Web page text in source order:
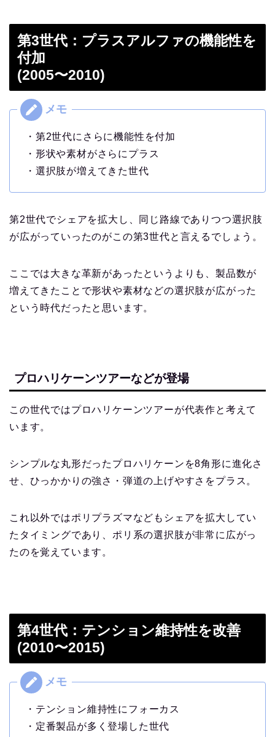
第3世代：プラスアルファの機能性を
付加
(2005〜2010)
・第2世代にさらに機能性を付加
・形状や素材がさらにプラス
・選択肢が増えてきた世代
第2世代でシェアを拡大し、同じ路線でありつつ選択肢
が広がっていったのがこの第3世代と言えるでしょう。
ここでは大きな革新があったというよりも、製品数が
増えてきたことで形状や素材などの選択肢が広がった
という時代だったと思います。
プロハリケーンツアーなどが登場
この世代ではプロハリケーンツアーが代表作と考えて
います。
シンプルな丸形だったプロハリケーンを8角形に進化さ
せ、ひっかかりの強さ・弾道の上げやすさをプラス。
これ以外ではポリプラズマなどもシェアを拡大してい
たタイミングであり、ポリ系の選択肢が非常に広がっ
たのを覚えています。
第4世代：テンション維持性を改善
(2010〜2015)
・テンション維持性にフォーカス
・定番製品が多く登場した世代